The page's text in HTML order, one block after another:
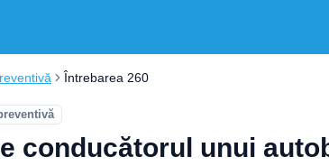
Întrebarea 260
conducătorul unui